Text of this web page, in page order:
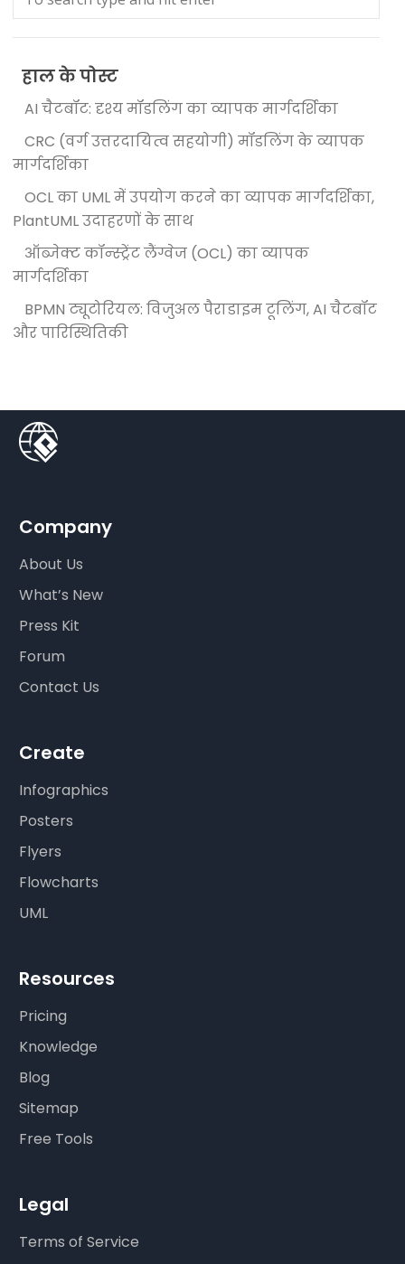
हाल के पोस्ट
AI चैटबॉट: दृश्य मॉडलिंग का व्यापक मार्गदर्शिका
CRC (वर्ग उत्तरदायित्व सहयोगी) मॉडलिंग के व्यापक
मार्गदर्शिका
OCL का UML में उपयोग करने का व्यापक मार्गदर्शिका,
PlantUML उदाहरणों के साथ
ऑब्जेक्ट कॉन्स्ट्रेंट लैंग्वेज (OCL) का व्यापक
मार्गदर्शिका
BPMN ट्यूटोरियल: विजुअल पैराडाइम टूलिंग, AI चैटबॉट
और पारिस्थितिकी
Company
About Us
What’s New
Press Kit
Forum
Contact Us
Create
Infographics
Posters
Flyers
Flowcharts
UML
Resources
Pricing
Knowledge
Blog
Sitemap
Free Tools
Legal
Terms of Service